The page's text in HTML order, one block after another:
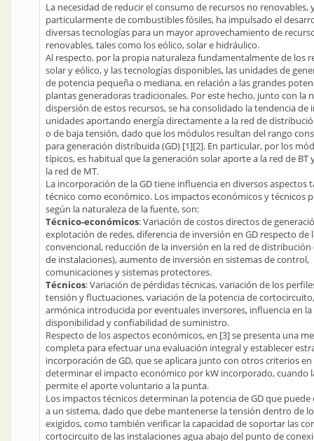
La necesidad de reducir el consumo de recursos no renovables,
particularmente de combustibles fósiles, ha impulsado el
diversas tecnologías para un mayor aprovechamiento de
renovables, tales como los eólico, solar e hidráulico.
Al respecto, por la propia naturaleza fundamentalmente de los
solar y eólico, y las tecnologías disponibles, las unidades de
de potencia pequeña o mediana, en relación a las grandes
plantas generadoras tradicionales. Por este hecho, junto con la
dispersión de estos recursos, se ha consolidado la tendencia de
unidades aportando energía directamente a la red de
o de baja tensión, dado que los módulos resultan del rango
para generación distribuida (GD) [1][2]. En particular, por los
típicos, es habitual que la generación solar aporte a la red de BT
la red de MT.
La incorporación de la GD tiene influencia en diversos aspectos
técnico como económico. Los impactos económicos y técnicos
según la naturaleza de la fuente, son:
Técnico-económicos: Variación de costos directos de
explotación de redes, diferencia de inversión en GD respecto de
convencional, reducción de la inversión en la red de distribución
de instalaciones), aumento de inversión en sistemas de control,
comunicaciones y sistemas protectores.
Técnicos: Variación de pérdidas técnicas, variación de los
tensión y fluctuaciones, variación de la potencia de
armónica introducida por eventuales inversores, influencia en la
disponibilidad y confiabilidad de suministro.
Respecto de los aspectos económicos, en [3] se presenta una
completa para efectuar una evaluación integral y establecer
incorporación de GD, que se aplicara junto con otros criterios
determinar el impacto económico por kW incorporado, cuando
permite el aporte voluntario a la punta.
Los impactos técnicos determinan la potencia de GD que puede
a un sistema, dado que debe mantenerse la tensión dentro de
exigidos, como también verificar la capacidad de soportar las
cortocircuito de las instalaciones agua abajo del punto de